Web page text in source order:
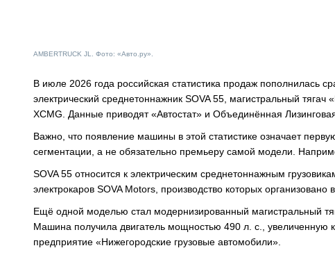
AMBERTRUCK JL. Фото: «Авто.ру».
В июле 2026 года российская статистика продаж пополнилась
электрический среднетоннажник SOVA 55, магистральный
XCMG. Данные приводят «Автостат» и Объединённая
Важно, что появление машины в этой статистике означает
сегментации, а не обязательно премьеру самой модели.
SOVA 55 относится к электрическим среднетоннажным
электрокаров SOVA Motors, производство которых организовано
Ещё одной моделью стал модернизированный магистральный
Машина получила двигатель мощностью 490 л. с., увеличенную
предприятие «Нижегородские грузовые автомобили».